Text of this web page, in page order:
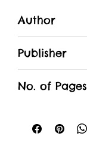
Author
Publisher
No. of Pages